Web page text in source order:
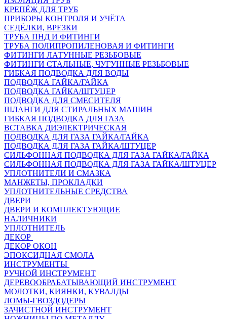
КРЕПЁЖ ДЛЯ ТРУБ
ПРИБОРЫ КОНТРОЛЯ И УЧЁТА
СЕДЁЛКИ, ВРЕЗКИ
ТРУБА ПНД И ФИТИНГИ
ТРУБА ПОЛИПРОПИЛЕНОВАЯ И ФИТИНГИ
ФИТИНГИ ЛАТУННЫЕ РЕЗЬБОВЫЕ
ФИТИНГИ СТАЛЬНЫЕ, ЧУГУННЫЕ РЕЗЬБОВЫЕ
ГИБКАЯ ПОДВОДКА ДЛЯ ВОДЫ
ПОДВОДКА ГАЙКА/ГАЙКА
ПОДВОДКА ГАЙКА/ШТУЦЕР
ПОДВОДКА ДЛЯ СМЕСИТЕЛЯ
ШЛАНГИ ДЛЯ СТИРАЛЬНЫХ МАШИН
ГИБКАЯ ПОДВОДКА ДЛЯ ГАЗА
ВСТАВКА ДИЭЛЕКТРИЧЕСКАЯ
ПОДВОДКА ДЛЯ ГАЗА ГАЙКА/ГАЙКА
ПОДВОДКА ДЛЯ ГАЗА ГАЙКА/ШТУЦЕР
СИЛЬФОННАЯ ПОДВОДКА ДЛЯ ГАЗА ГАЙКА/ГАЙКА
СИЛЬФОННАЯ ПОДВОДКА ДЛЯ ГАЗА ГАЙКА/ШТУЦЕР
УПЛОТНИТЕЛИ И СМАЗКА
МАНЖЕТЫ, ПРОКЛАДКИ
УПЛОТНИТЕЛЬНЫЕ СРЕДСТВА
ДВЕРИ
ДВЕРИ И КОМПЛЕКТУЮЩИЕ
НАЛИЧНИКИ
УПЛОТНИТЕЛЬ
ДЕКОР
ДЕКОР ОКОН
ЭПОКСИДНАЯ СМОЛА
ИНСТРУМЕНТЫ
РУЧНОЙ ИНСТРУМЕНТ
ДЕРЕВООБРАБАТЫВАЮЩИЙ ИНСТРУМЕНТ
МОЛОТКИ, КИЯНКИ, КУВАЛДЫ
ЛОМЫ-ГВОЗДОДЕРЫ
ЗАЧИСТНОЙ ИНСТРУМЕНТ